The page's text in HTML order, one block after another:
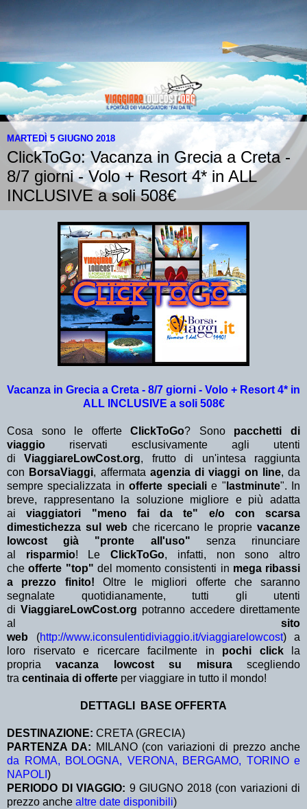
MARTEDÌ 5 GIUGNO 2018
ClickToGo: Vacanza in Grecia a Creta -
8/7 giorni - Volo + Resort 4* in ALL
INCLUSIVE a soli 508€
Vacanza in Grecia a Creta - 8/7 giorni - Volo + Resort 4* in
ALL INCLUSIVE a soli 508€
Cosa sono le offerteClickToGo? Sono pacchetti di
viaggio riservati esclusivamente agli utenti
diViaggiareLowCost.org, frutto di un'intesa raggiunta
con BorsaViaggi, affermata agenzia di viaggi on line, da
sempre specializzata in offerte specialie " lastminute". In
breve, rappresentano la soluzione migliore e più adatta
aiviaggiatori "meno fai da te" e/o con scarsa
dimestichezza sul web che ricercano le proprievacanze
lowcost già "pronte all'uso" senza rinunciare
al risparmio! LeClickToGo, infatti, non sono altro
cheofferte "top" del momento consistenti in mega ribassi
a prezzo finito! Oltre le migliori offerte che saranno
segnalate quotidianamente, tutti gli utenti
di ViaggiareLowCost.org potranno accedere direttamente
al sito
web (http://www.iconsulentidiviaggio.it/viaggiarelowcost) a
loro riservato e ricercare facilmente in pochi clickla
propriavacanza lowcost su misurascegliendo
tra centinaia di offerte per viaggiare in tutto il mondo!
DETTAGLI BASE OFFERTA
DESTINAZIONE: CRETA (GRECIA)
PARTENZA DA: MILANO (con variazioni di prezzo anche
da ROMA, BOLOGNA, VERONA, BERGAMO, TORINO e
NAPOLI )
PERIODO DI VIAGGIO: 9 GIUGNO 2018 (con variazioni di
prezzo anche altre date disponibili)